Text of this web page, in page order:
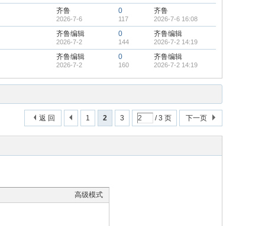
齐鲁
2026-7-6
0
117
齐鲁
2026-7-6 16:08
齐鲁编辑
2026-7-2
0
144
齐鲁编辑
2026-7-2 14:19
齐鲁编辑
2026-7-2
0
160
齐鲁编辑
2026-7-2 14:19
1 2 3 / 3 页 下一页
返 回
高级模式